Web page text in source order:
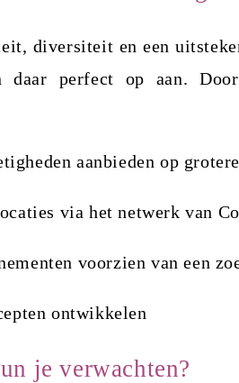
diversiteit en een
daar perfect op aan.
aanbieden op
via het netwerk van
voorzien van een
ontwikkelen
je verwachten?